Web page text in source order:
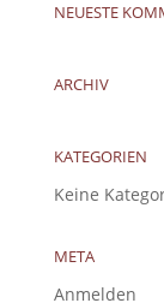
NEUESTE
ARCHIV
KATEGORIEN
Keine
META
Anmelden